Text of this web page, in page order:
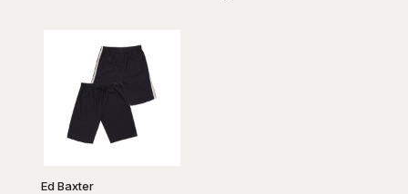
Ed Baxter